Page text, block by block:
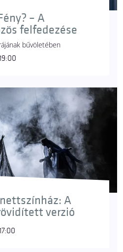
– A
felfedezése
bűvöletében
A
verzió